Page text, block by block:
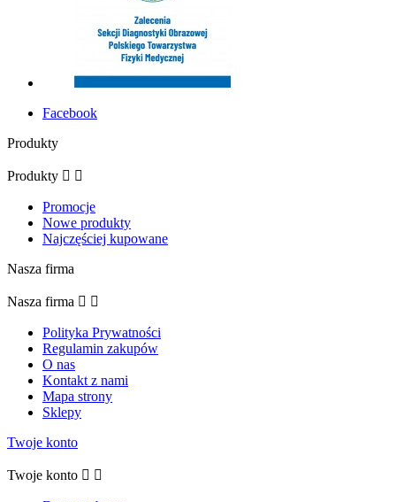
Facebook
Produkty
Produkty  
Promocje
Nowe produkty
Najczęściej kupowane
Nasza firma
Nasza firma  
Polityka Prywatności
Regulamin zakupów
O nas
Kontakt z nami
Mapa strony
Sklepy
Twoje konto
Twoje konto  